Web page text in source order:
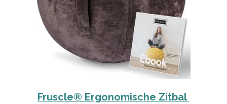
Fruscle® Ergonomische Zitbal